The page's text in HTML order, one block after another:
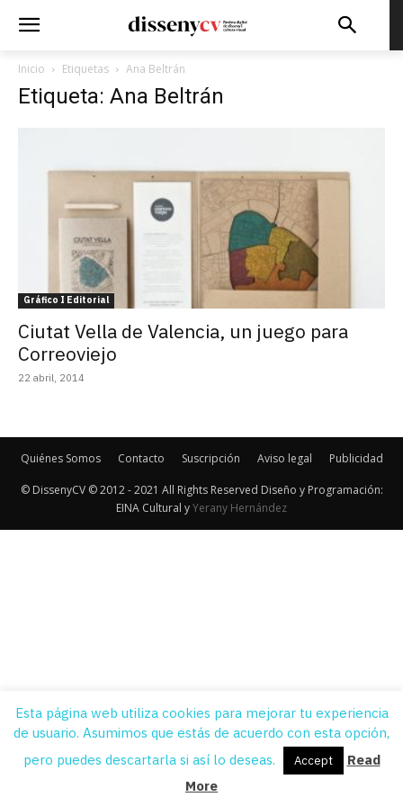
Inicio Etiquetas Ana Beltrán
Etiqueta: Ana Beltrán
Gráfico I Editorial
Ciutat Vella de Valencia, un juego para
Correoviejo
22 abril, 2014
Quiénes Somos Contacto Suscripción Aviso legal Publicidad
© DissenyCV © 2012 - 2021 All Rights Reserved Diseño y Programación:
EINA Cultural yYerany Hernández
Esta página web utiliza cookies para mejorar tu experiencia
de usuario. Asumimos que estás de acuerdo con esta opción,
pero puedes descartarla si así lo deseas.
Accept
Read
More